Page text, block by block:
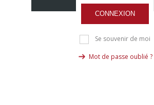
CONNEXION
Se souvenir de moi
Mot de passe oublié ?